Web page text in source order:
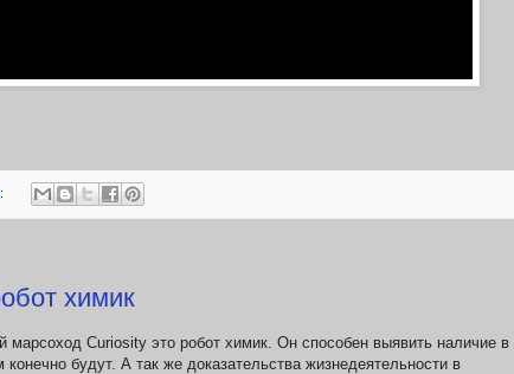
химик
марсоход Curiosity это робот химик. Он способен выявить наличие в
будут. А так же доказательства жизнедеятельности в